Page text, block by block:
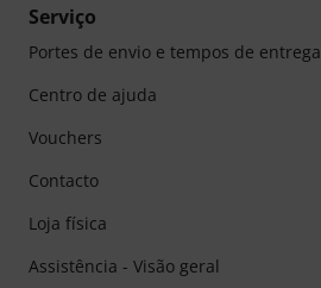
Serviço
Portes de envio e tempos de entrega
Centro de ajuda
Vouchers
Contacto
Loja física
Assistência - Visão geral